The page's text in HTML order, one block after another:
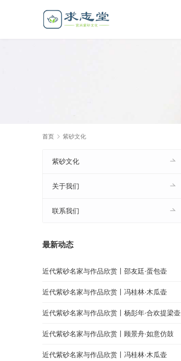
首页 紫砂文化
紫砂文化
关于我们
联系我们
最新动态
近代紫砂名家与作品欣赏丨邵友廷·蛋包壶
近代紫砂名家与作品欣赏丨冯桂林·木瓜壶
近代紫砂名家与作品欣赏丨杨彭年·合欢提梁壶
近代紫砂名家与作品欣赏丨顾景舟·如意仿鼓
近代紫砂名家与作品欣赏丨冯桂林·木瓜壶